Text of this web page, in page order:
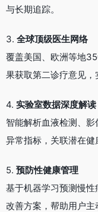
与长期追踪。
3. 全球顶级医生网络
覆盖美国、欧洲等地
果获取第二诊疗意见，
4. 实验室数据深度解读
智能解析血液检测、
异常指标，关联潜在健
5. 预防性健康管理
基于机器学习预测慢
改善方案，帮助用户主